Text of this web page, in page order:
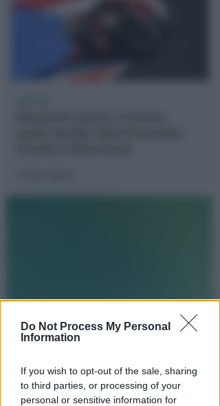
Do Not Process My Personal
Information
If you wish to opt-out of the sale, sharing
to third parties, or processing of your
personal or sensitive information for